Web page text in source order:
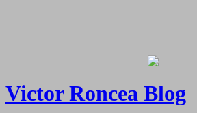
Victor Roncea Blog